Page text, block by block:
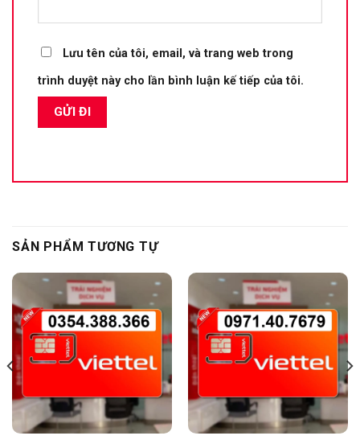
Lưu tên của tôi, email, và trang web trong
trình duyệt này cho lần bình luận kế tiếp của tôi.
SẢN PHẨM TƯƠNG TỰ